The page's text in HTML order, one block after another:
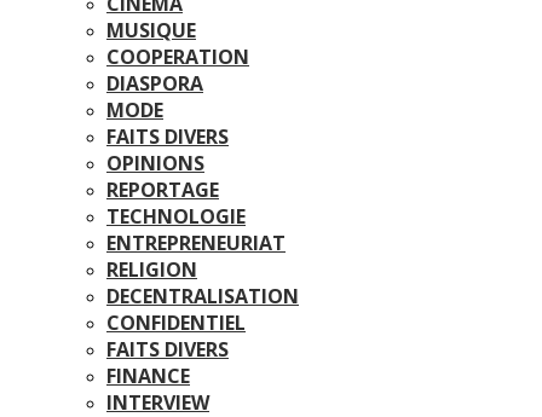
MUSIQUE
COOPERATION
DIASPORA
MODE
FAITS DIVERS
OPINIONS
REPORTAGE
TECHNOLOGIE
ENTREPRENEURIAT
RELIGION
DECENTRALISATION
CONFIDENTIEL
FAITS DIVERS
FINANCE
INTERVIEW